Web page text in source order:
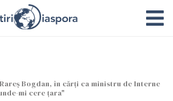
Rareș Bogdan, în cărţi ca ministru de Interne
mi cere țara"